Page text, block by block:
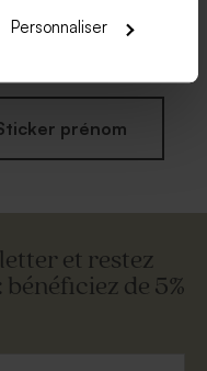
Personnaliser
naissance décor
prénom
et restez
de 5%